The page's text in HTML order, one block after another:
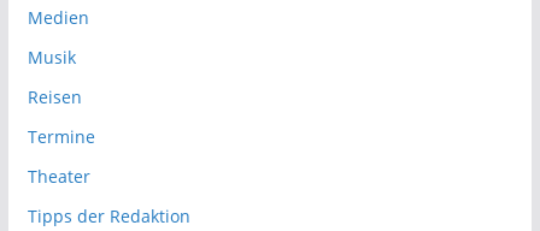
Medien
Musik
Reisen
Termine
Theater
Tipps der Redaktion